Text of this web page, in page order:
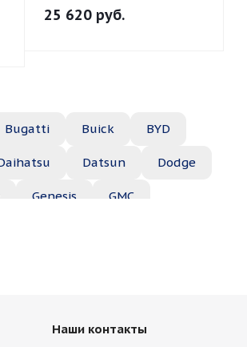
25 620 руб.
Bugatti Buick BYD
Datsun Dodge
Genesis GMC
Renault Rolls-Royce
Наши контакты